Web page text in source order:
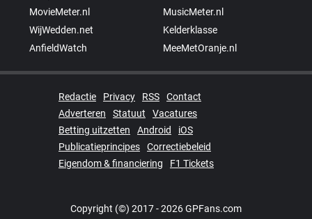
MovieMeter.nl
MusicMeter.nl
WijWedden.net
Kelderklasse
AnfieldWatch
MeeMetOranje.nl
Redactie Privacy RSS
Contact
Adverteren
Statuut
Vacatures
Betting uitzetten
Android
iOS
Publicatieprincipes
Correctiebeleid
Eigendom & financiering
F1 Tickets
Copyright (©) 2017 - 2026 GPFans.com